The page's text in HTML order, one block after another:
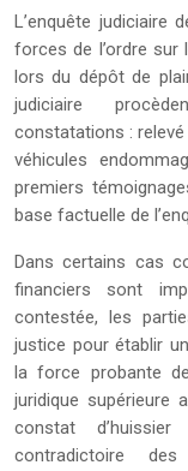
L’enquête judiciaire
forces de l’ordre sur
lors du dépôt de
judiciaire
constatations :
véhicules
premiers
base factuelle de
Dans certains cas
financiers sont
contestée, les
justice pour établir
la force probante
juridique supérieure
constat
contradictoire